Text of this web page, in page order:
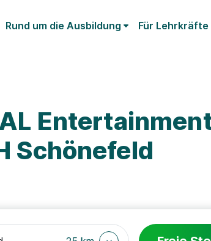
Rund um die Ausbildung Für Lehrkräfte
Schönefeld